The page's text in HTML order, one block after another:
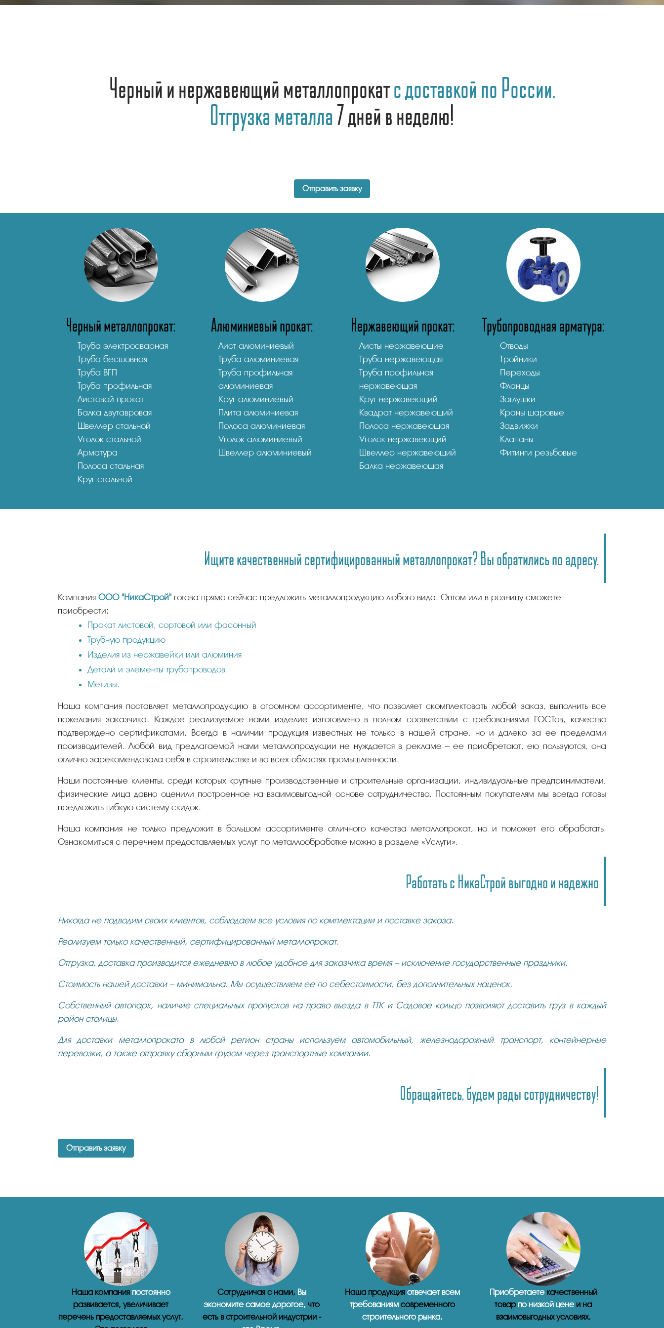
Черный и нержавеющий металлопрокатс доставкой по России.
Отгрузка металла7 дней в неделю!
Отправить заявку
Черный металлопрокат:
Труба электросварная
Труба бесшовная
Труба ВГП
Труба профильная
Листовой прокат
Балка двутавровая
Швеллер стальной
Уголок стальной
Арматура
Полоса стальная
Круг стальной
Алюминиевый прокат:
Лист алюминиевый
Труба алюминиевая
Труба профильная
алюминиевая
Круг алюминиевый
Плита алюминиевая
Полоса алюминиевая
Уголок алюминиевый
Швеллер алюминиевый
Нержавеющий прокат:
Листы нержавеющие
Труба нержавеющая
Труба профильная
нержавеющая
Круг нержавеющий
Квадрат нержавеющий
Полоса нержавеющая
Уголок нержавеющий
Швеллер нержавеющий
Балка нержавеющая
Трубопроводная арматура:
Отводы
Тройники
Переходы
Фланцы
Заглушки
Краны шаровые
Задвижки
Клапаны
Фитинги резьбовые
Ищите качественный сертифицированный металлопрокат? Вы обратились по адресу.
Компания ООО "НикаСтрой" готова прямо сейчас предложить металлопродукцию любого вида. Оптом или в розницу сможете
приобрести:
Прокат листовой, сортовой или фасонный
Трубную продукцию
Изделия из нержавейки или алюминия
Детали и элементы трубопроводов
Метизы.
Наша компания поставляет металлопродукцию в огромном ассортименте, что позволяет скомплектовать любой заказ, выполнить все
пожелания заказчика. Каждое реализуемое нами изделие изготовлено в полном соответствии с требованиями ГОСТов, качество
подтверждено сертификатами. Всегда в наличии продукция известных не только в нашей стране, но и далеко за ее пределами
производителей. Любой вид предлагаемой нами металлопродукции не нуждается в рекламе – ее приобретают, ею пользуются, она
отлично зарекомендовала себя в строительстве и во всех областях промышленности.
Наши постоянные клиенты, среди которых крупные производственные и строительные организации, индивидуальные предприниматели,
физические лица давно оценили построенное на взаимовыгодной основе сотрудничество. Постоянным покупателям мы всегда готовы
предложить гибкую систему скидок.
Наша компания не только предложит в большом ассортименте отличного качества металлопрокат, но и поможет его обработать.
Ознакомиться с перечнем предоставляемых услуг по металлообработке можно в разделе «Услуги».
Работать с НикаСтрой выгодно и надежно
Никогда не подводим своих клиентов, соблюдаем все условия по комплектации и поставке заказа.
Реализуем только качественный, сертифицированный металлопрокат.
Отгрузка, доставка производится ежедневно в любое удобное для заказчика время – исключение государственные праздники.
Стоимость нашей доставки – минимальна. Мы осуществляем ее по себестоимости, без дополнительных наценок.
Собственный автопарк, наличие специальных пропусков на право въезда в ТТК и Садовое кольцо позволяют доставить груз в каждый
район столицы.
Для доставки металлопроката в любой регион страны используем автомобильный, железнодорожный транспорт, контейнерные
перевозки, а также отправку сборным грузом через транспортные компании.
Обращайтесь, будем рады сотрудничеству!
Отправить заявку
Наша компанияпостоянно
развивается, увеличивает
перечень предоставляемых услуг.
Сотрудничая с нами, Вы
экономите самое дорогое, что
есть в строительной индустрии -
Наша продукция отвечает всем
требованиям современного
строительного рынка.
Приобретаетекачественный
товарпо низкой цене и на
взаимовыгодных условиях.